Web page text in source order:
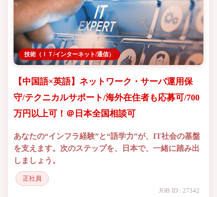
技術（ＩＴ/インターネット/通信）
【中国語×英語】ネットワーク・サーバ運用保
守/テクニカルサポート/海外在住者も応募可/700
万円以上可！＠日本全国相談可
あなたの“インフラ経験”と“語学力”が、IT社会の基盤
を支えます。次のステップを、日本で、一緒に踏み出
しましょう。
正社員
JOB ID : 27342